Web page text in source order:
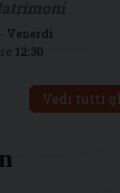
- Venerdì
12:30
Vedi tutti